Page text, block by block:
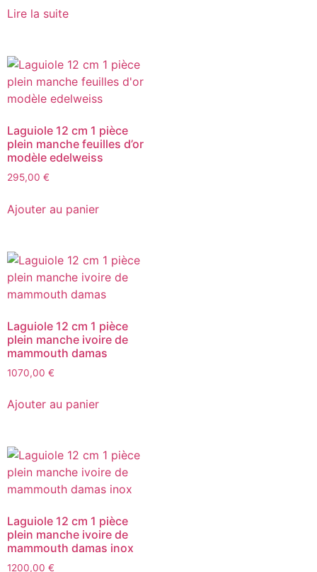
Lire la suite
Laguiole 12 cm 1 pièce
plein manche feuilles d’or
modèle edelweiss
295,00 €
Ajouter au panier
Laguiole 12 cm 1 pièce
plein manche ivoire de
mammouth damas
1070,00 €
Ajouter au panier
Laguiole 12 cm 1 pièce
plein manche ivoire de
mammouth damas inox
1200,00 €